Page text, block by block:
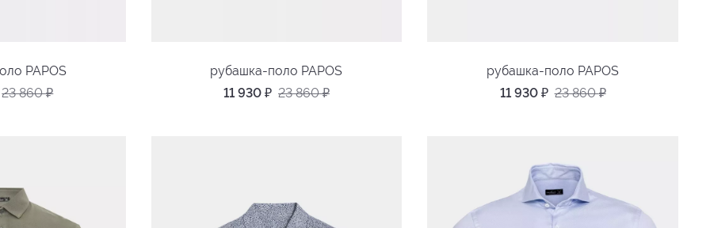
PAPOS
23 860₽
рубашка-поло PAPOS
11 930 ₽ 23 860₽
рубашка-поло PAPOS
11 930 ₽ 23 860₽